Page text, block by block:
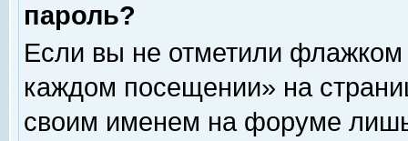
пароль?
Если вы не отметили флажком
каждом посещении» на
своим именем на форуме